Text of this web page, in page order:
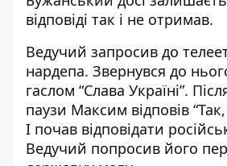
відповіді так і не отримав.
Ведучий запросив до
нардепа. Звернувся до
гаслом “Слава Україні”.
паузи Максим відповів “Так,
І почав відповідати
Ведучий попросив його